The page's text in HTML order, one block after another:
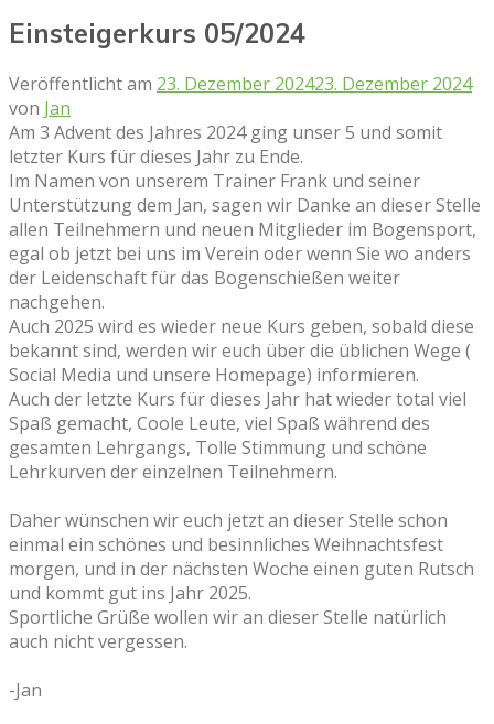
Einsteigerkurs 05/2024
Veröffentlicht am 23. Dezember 202423. Dezember 2024
von Jan
Am 3 Advent des Jahres 2024 ging unser 5 und somit
letzter Kurs für dieses Jahr zu Ende.
Im Namen von unserem Trainer Frank und seiner
Unterstützung dem Jan, sagen wir Danke an dieser Stelle
allen Teilnehmern und neuen Mitglieder im Bogensport,
egal ob jetzt bei uns im Verein oder wenn Sie wo anders
der Leidenschaft für das Bogenschießen weiter
nachgehen.
Auch 2025 wird es wieder neue Kurs geben, sobald diese
bekannt sind, werden wir euch über die üblichen Wege (
Social Media und unsere Homepage) informieren.
Auch der letzte Kurs für dieses Jahr hat wieder total viel
Spaß gemacht, Coole Leute, viel Spaß während des
gesamten Lehrgangs, Tolle Stimmung und schöne
Lehrkurven der einzelnen Teilnehmern.
Daher wünschen wir euch jetzt an dieser Stelle schon
einmal ein schönes und besinnliches Weihnachtsfest
morgen, und in der nächsten Woche einen guten Rutsch
und kommt gut ins Jahr 2025.
Sportliche Grüße wollen wir an dieser Stelle natürlich
auch nicht vergessen.
-Jan